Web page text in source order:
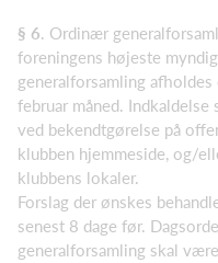
§ 6. Ordinær
foreningens højeste
generalforsamling afholdes
februar måned. Indkaldelse
ved bekendtgørelse på
klubben hjemmeside, og/
klubbens lokaler.
Forslag der ønskes
senest 8 dage før.
generalforsamling skal